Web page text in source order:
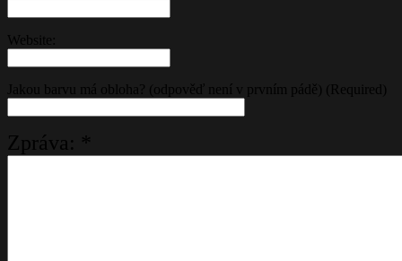
Website:
Jakou barvu má obloha? (odpověď není v prvním pádě) (Required)
Zpráva: *